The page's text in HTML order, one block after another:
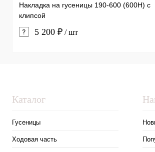
Накладка на гусеницы 190-600 (600H) с
клипсой
5 200 ₽ / шт
Каталог
Гусеницы
Ходовая часть